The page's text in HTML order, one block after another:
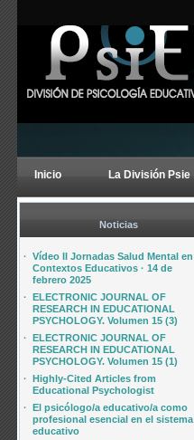
Inicio La División Psie
Noticias
· Vídeo II Jornadas Salud Mental en
Contextos Educativos · 14 de
febrero 2025
· ELECTRONIC JOURNAL OF
RESEARCH IN EDUCATIONAL
PSYCHOLOGY. Volumen 15 (3)
· ELECTRONIC JOURNAL OF
RESEARCH IN EDUCATIONAL
PSYCHOLOGY. Volumen 15 (1)
· Highly-Cited Articles from
Educational Psychologist
· El psicólogo/a educativo/a como
profesional esencial en el sistema
educativo